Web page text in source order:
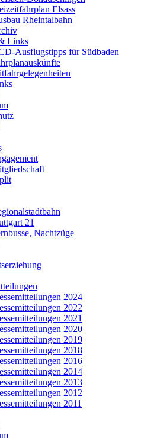
Elsass
Rheintalbahn
Links
Ausflugstipps für Südbaden
21
Nachtzüge
2024
2022
2021
2020
2019
2018
2016
2014
2013
2012
2011